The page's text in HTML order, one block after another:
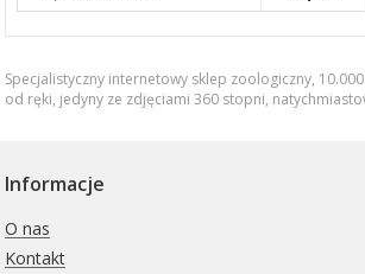
Specjalistyczny internetowy sklep zoologiczny,
od ręki, jedyny ze zdjęciami 360 stopni,
Informacje
O nas
Kontakt